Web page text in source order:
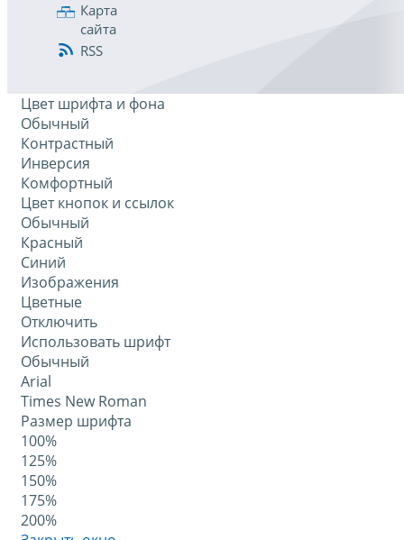
Карта
сайта
RSS
Цвет шрифта и фона
Обычный
Контрастный
Инверсия
Комфортный
Цвет кнопок и ссылок
Обычный
Красный
Синий
Изображения
Цветные
Отключить
Использовать шрифт
Обычный
Arial
Times New Roman
Размер шрифта
100%
125%
150%
175%
200%